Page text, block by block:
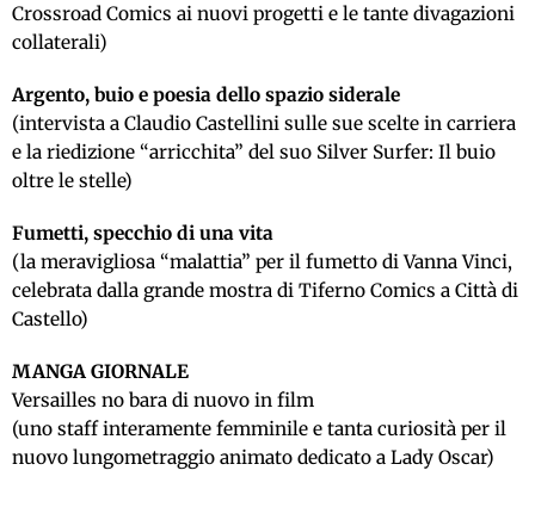
Crossroad Comics ai nuovi progetti e le tante divagazioni
collaterali)
Argento, buio e poesia dello spazio siderale
(intervista a Claudio Castellini sulle sue scelte in carriera
e la riedizione “arricchita” del suo Silver Surfer: Il buio
oltre le stelle)
Fumetti, specchio di una vita
(la meravigliosa “malattia” per il fumetto di Vanna Vinci,
celebrata dalla grande mostra di Tiferno Comics a Città di
Castello)
MANGA GIORNALE
Versailles no bara di nuovo in film
(uno staff interamente femminile e tanta curiosità per il
nuovo lungometraggio animato dedicato a Lady Oscar)